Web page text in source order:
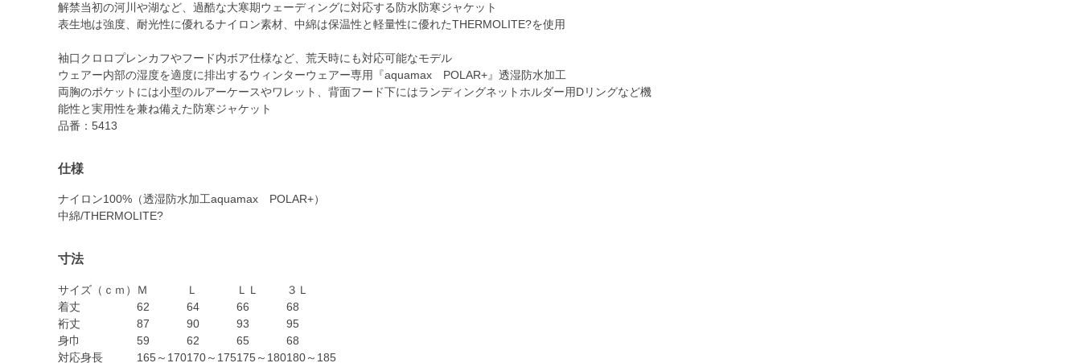
解禁当初の河川や湖など、過酷な大寒期ウェーディングに対応する防水防寒ジャケット
表生地は強度、耐光性に優れるナイロン素材、中綿は保温性と軽量性に優れたTHERMOLITE?を使用
袖口クロロプレンカフやフード内ボア仕様など、荒天時にも対応可能なモデル
ウェアー内部の湿度を適度に排出するウィンターウェアー専用『aquamax POLAR+』透湿防水加工
両胸のポケットには小型のルアーケースやワレット、背面フード下にはランディングネットホルダー用Dリングなど機
能性と実用性を兼ね備えた防寒ジャケット
品番：5413
仕様
ナイロン100%（透湿防水加工aquamax POLAR+）
中綿/THERMOLITE?
寸法
サイズ（ｃｍ） Ｍ Ｌ ＬＬ
３Ｌ
着丈
62 64 66
68
裄丈
87 90 93
95
身巾
59 62 65
68
対応身長
165～170170～175175～180180～185